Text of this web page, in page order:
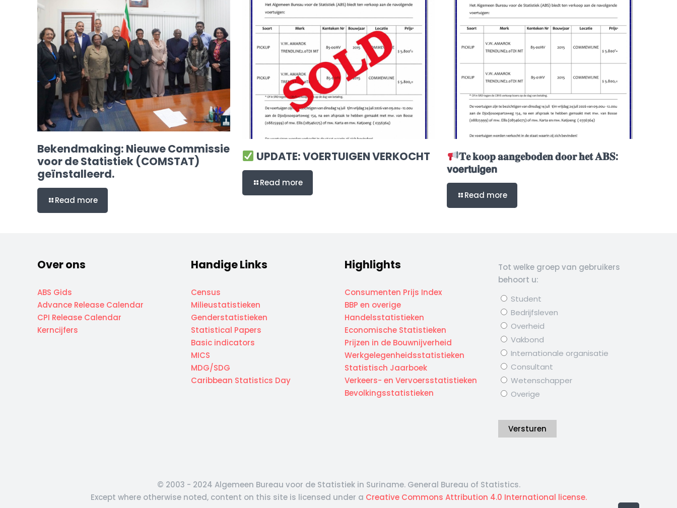
Bekendmaking: Nieuwe Commissie
voor de Statistiek (COMSTAT)
geïnstalleerd.
Read more
UPDATE: VOERTUIGEN VERKOCHT
Read more
𝐓𝐞 𝐤𝐨𝐨𝐩 𝐚𝐚𝐧𝐠𝐞𝐛𝐨𝐝𝐞𝐧 𝐝𝐨𝐨𝐫 𝐡𝐞𝐭 𝐀𝐁𝐒:
𝘃𝗼𝗲𝗿𝘁𝘂𝗶𝗴𝗲𝗻
Read more
Over ons
ABS Gids
Advance Release Calendar
CPI Release Calendar
Kerncijfers
Handige Links
Census
Milieustatistieken
Genderstatistieken
Statistical Papers
Basic indicators
MICS
MDG/SDG
Caribbean Statistics Day
Highlights
Consumenten Prijs Index
BBP en overige
Handelsstatistieken
Economische Statistieken
Prijzen in de Bouwnijverheid
Werkgelegenheidsstatistieken
Statistisch Jaarboek
Verkeers- en Vervoersstatistieken
Bevolkingsstatistieken
Tot welke groep van gebruikers
behoort u:
Student
Bedrijfsleven
Overheid
Vakbond
Internationale organisatie
Consultant
Wetenschapper
Overige
Versturen
© 2003 - 2024 Algemeen Bureau voor de Statistiek in Suriname. General Bureau of Statistics.
Except where otherwise noted, content on this site is licensed under a Creative Commons Attribution 4.0 International license.